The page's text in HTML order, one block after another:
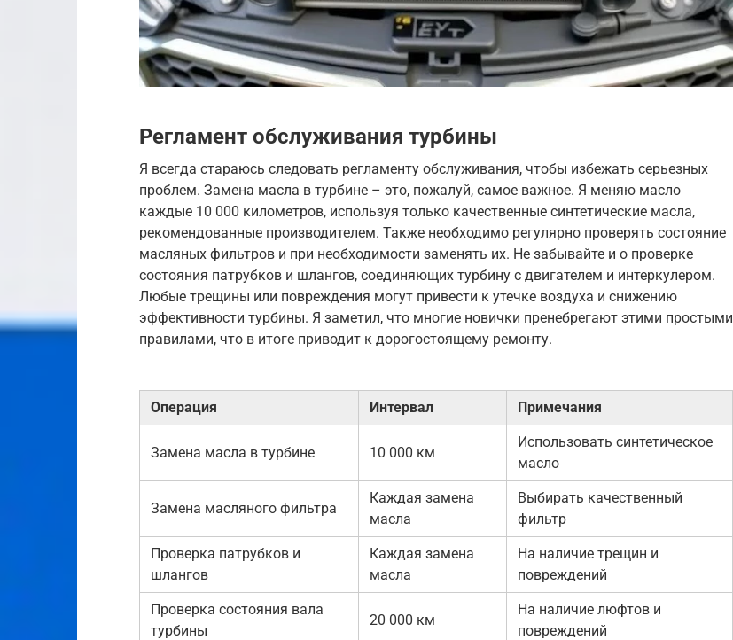
Регламент обслуживания турбины
Я всегда стараюсь следовать регламенту обслуживания, чтобы избежать серьезных
проблем. Замена масла в турбине – это, пожалуй, самое важное. Я меняю масло
каждые 10 000 километров, используя только качественные синтетические масла,
рекомендованные производителем. Также необходимо регулярно проверять состояние
масляных фильтров и при необходимости заменять их. Не забывайте и о проверке
состояния патрубков и шлангов, соединяющих турбину с двигателем и интеркулером.
Любые трещины или повреждения могут привести к утечке воздуха и снижению
эффективности турбины. Я заметил, что многие новички пренебрегают этими простыми
правилами, что в итоге приводит к дорогостоящему ремонту.
Операция Интервал Примечания
Замена масла в турбине 10 000 км
Использовать синтетическое
масло
Замена масляного фильтра
Каждая замена
масла
Выбирать качественный
фильтр
Проверка патрубков и
шлангов
Каждая замена
масла
На наличие трещин и
повреждений
Проверка состояния вала
турбины
20 000 км
На наличие люфтов и
повреждений